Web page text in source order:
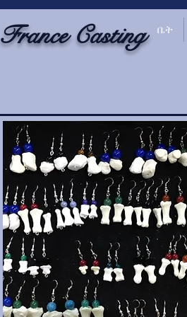
France Casting ቤት